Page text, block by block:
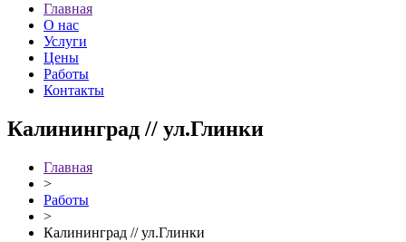
Главная
О нас
Услуги
Цены
Работы
Контакты
Калининград // ул.Глинки
Главная
>
Работы
>
Калининград // ул.Глинки